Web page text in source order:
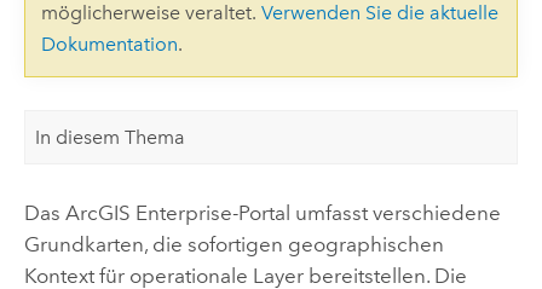
möglicherweise veraltet. Verwenden Sie die aktuelle
Dokumentation.
In diesem Thema
Das ArcGIS Enterprise-Portal umfasst verschiedene
Grundkarten, die sofortigen geographischen
Kontext für operationale Layer bereitstellen. Die